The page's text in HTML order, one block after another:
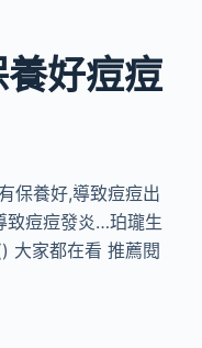
好痘痘
保養好,導致痘痘出
致痘痘發炎…珀瓏生
大家都在看 推薦閱